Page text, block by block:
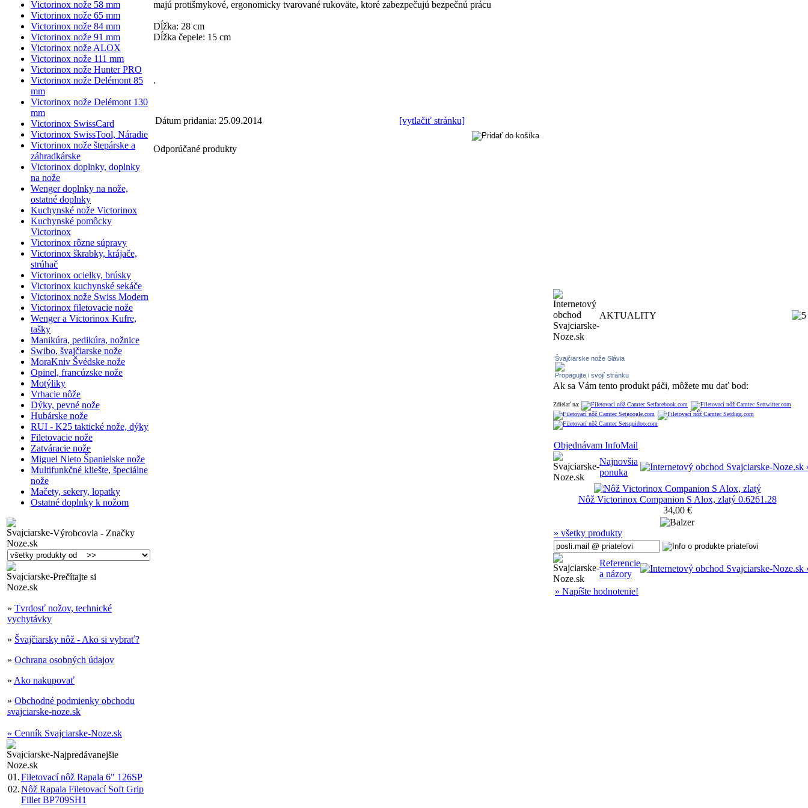
Victorinox nože 58 mm
Victorinox nože 65 mm
Victorinox nože 84 mm
Victorinox nože 91 mm
Victorinox nože ALOX
Victorinox nože 111 mm
Victorinox nože Hunter PRO
Victorinox nože Delémont 85
mm
Victorinox nože Delémont 130
mm
Victorinox SwissCard
Victorinox SwissTool, Náradie
Victorinox nože štepárske a
záhradkárske
Victorinox doplnky, doplnky
na nože
Wenger doplnky na nože,
ostatné doplnky
Kuchynské nože Victorinox
Kuchynské pomôcky
Victorinox
Victorinox rôzne súpravy
Victorinox škrabky, krájače,
strúhač
Victorinox ocielky, brúsky
Victorinox kuchynské sekáče
Victorinox nože Swiss Modern
Victorinox filetovacie nože
Wenger a Victorinox Kufre,
tašky
Manikúra, pedikúra, nožnice
Swibo, švajčiarske nože
MoraKniv Švédske nože
Opinel, francúzske nože
Motýliky
Vrhacie nôže
Dýky, pevné nože
Hubárske nože
RUI - K25 taktické nože, dýky
Filetovacie nože
Zatváracie nože
Miguel Nieto Španielske nože
Multifunkčné kliešte, špeciálne
nože
Mačety, sekery, lopatky
Ostatné doplnky k nožom
Výrobcovia - Značky
Prečítajte si
» Tvrdosť nožov, technické
vychytávky
» Švajčiarsky nôž - Ako si vybrať?
» Ochrana osobných údajov
» Ako nakupovať
» Obchodné podmienky obchodu
svajciarske-noze.sk
» Cenník Svajciarske-Noze.sk
Najpredávanejšie
01.Filetovací nôž Rapala 6" 126SP
02.Nôž Rapala Filetovací Soft Grip
Fillet BP709SH1
majú protišmykové, ergonomicky tvarované rukoväte, ktoré zabezpečujú bezpečnú prácu
Dĺžka: 28 cm
Dĺžka čepele: 15 cm
.
Dátum pridania: 25.09.2014 [vytlačiť stránku]
Odporúčané produkty
AKTUALITY
Švajčiarske nože Slávia
Propagujte i svojí stránku
Ak sa Vám tento produkt páči, môžete mu dať bod:
Zdielať na:
Objednávam InfoMail
Najnovšia
ponuka
Nôž Victorinox Companion S Alox, zlatý 0.6261.28
34,00 €
» všetky produkty
Referencie
a názory
» Napíšte hodnotenie!